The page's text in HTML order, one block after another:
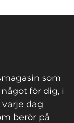
som
för dig, i
varje dag
berör på